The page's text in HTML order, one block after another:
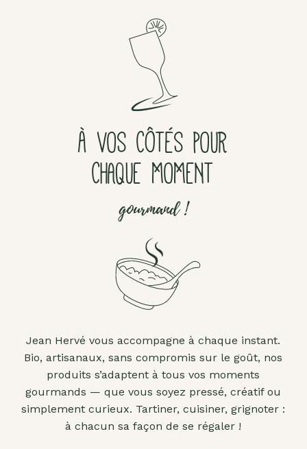
À VOS CÔTÉS POUR
CHAQUE MOMENT
gourmand !
Jean Hervé vous accompagne à chaque instant.
Bio, artisanaux, sans compromis sur le goût, nos
produits s’adaptent à tous vos moments
gourmands — que vous soyez pressé, créatif ou
simplement curieux. Tartiner, cuisiner, grignoter :
à chacun sa façon de se régaler !